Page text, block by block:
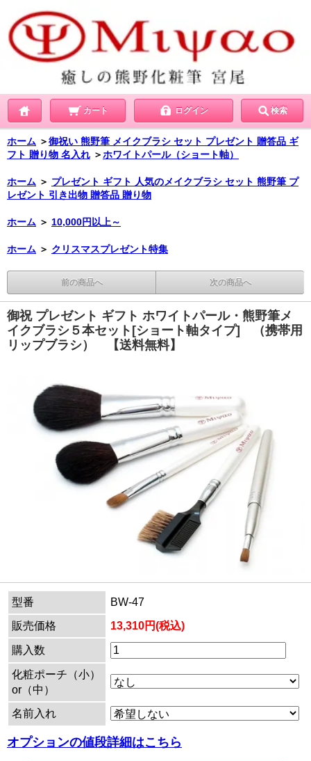
カート ログイン 検索
ホーム ＞御祝い 熊野筆 メイクブラシ セット プレゼント 贈答品 ギ
フト 贈り物 名入れ ＞ホワイトパール（ショート軸）
ホーム ＞ プレゼント ギフト 人気のメイクブラシ セット 熊野筆 プ
レゼント 引き出物 贈答品 贈り物
ホーム ＞ 10,000円以上～
ホーム ＞ クリスマスプレゼント特集
前の商品へ 次の商品へ
御祝 プレゼント ギフト ホワイトパール・熊野筆メ
イクブラシ５本セット[ショート軸タイプ] （携帯用
リップブラシ） 【送料無料】
型番
BW-47
販売価格
13,310円(税込)
購入数
化粧ポーチ（小）
or（中）
名前入れ
オプションの値段詳細はこちら